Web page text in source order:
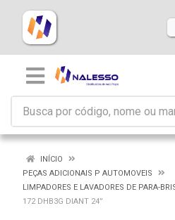
INÍCIO
PEÇAS ADICIONAIS P AUTOMOVEIS
LIMPADORES E LAVADORES DE PARA-
172 DHB3G DIANT 24”